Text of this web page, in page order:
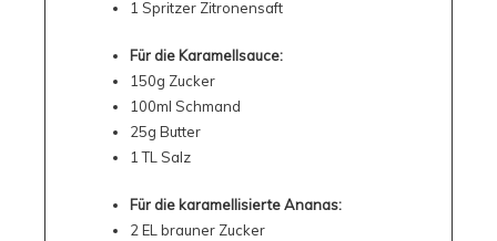
1 Spritzer Zitronensaft
Für die Karamellsauce:
150g Zucker
100ml Schmand
25g Butter
1 TL Salz
Für die karamellisierte Ananas:
2 EL brauner Zucker